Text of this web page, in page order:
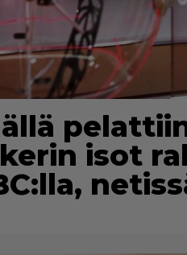
isot